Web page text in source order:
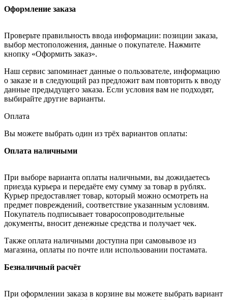
Оформление заказа
Проверьте правильность ввода информации: позиции заказа,
выбор местоположения, данные о покупателе. Нажмите
кнопку «Оформить заказ».
Наш сервис запоминает данные о пользователе, информацию
о заказе и в следующий раз предложит вам повторить к вводу
данные предыдущего заказа. Если условия вам не подходят,
выбирайте другие варианты.
Оплата
Вы можете выбрать один из трёх вариантов оплаты:
Оплата наличными
При выборе варианта оплаты наличными, вы дожидаетесь
приезда курьера и передаёте ему сумму за товар в рублях.
Курьер предоставляет товар, который можно осмотреть на
предмет повреждений, соответствие указанным условиям.
Покупатель подписывает товаросопроводительные
документы, вносит денежные средства и получает чек.
Также оплата наличными доступна при самовывозе из
магазина, оплаты по почте или использовании постамата.
Безналичный расчёт
При оформлении заказа в корзине вы можете выбрать вариант